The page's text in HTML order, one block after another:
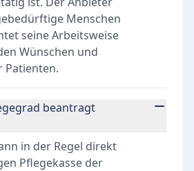
Menschen
seine Arbeitsweise
Wünschen und
Patienten.
beantragt
in der Regel direkt
Pflegekasse der